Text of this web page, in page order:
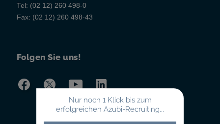
Tel: (02 12) 260 498-0
Fax: (02 12) 260 498-43
Folgen Sie uns!
Nur noch 1 Klick bis zum
erfolgreichen Azubi-Recruiting...